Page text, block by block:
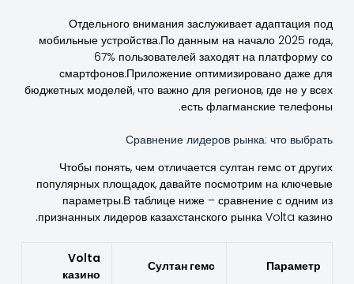
Отдельного внимания заслуживает адаптация под
мобильные устройства.По данным на начало 2025 года,
67% пользователей заходят на платформу со
смартфонов.Приложение оптимизировано даже для
бюджетных моделей, что важно для регионов, где не у всех
есть флагманские телефоны.
Сравнение лидеров рынка: что выбрать
Чтобы понять, чем отличается султан гемс от других
популярных площадок, давайте посмотрим на ключевые
параметры.В таблице ниже – сравнение с одним из
признанных лидеров казахстанского рынка Volta казино.
Параметр
Султан гемс
Volta
казино